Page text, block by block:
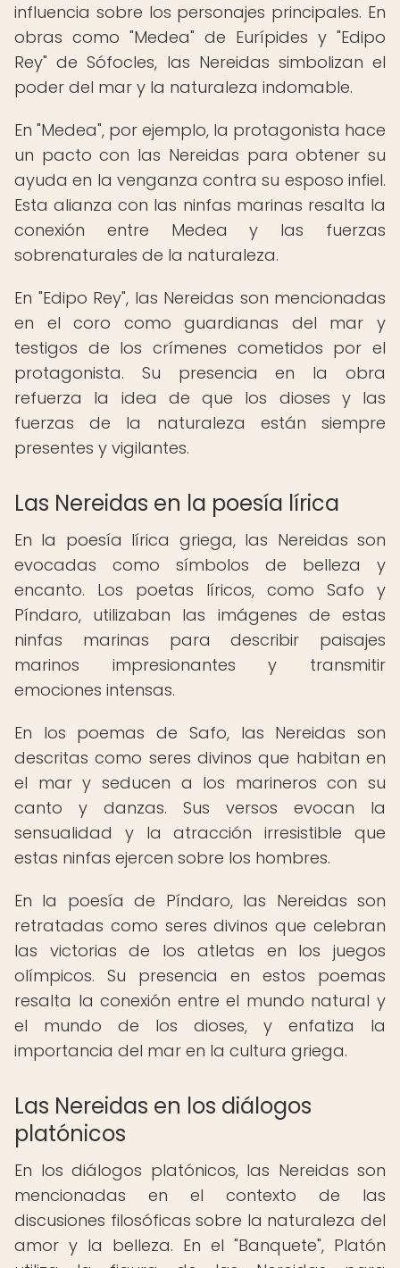
influencia sobre los personajes principales. En
obras como "Medea" de Eurípides y "Edipo
Rey" de Sófocles, las Nereidas simbolizan el
poder del mar y la naturaleza indomable.
En "Medea", por ejemplo, la protagonista hace
un pacto con las Nereidas para obtener su
ayuda en la venganza contra su esposo infiel.
Esta alianza con las ninfas marinas resalta la
conexión entre Medea y las fuerzas
sobrenaturales de la naturaleza.
En "Edipo Rey", las Nereidas son mencionadas
en el coro como guardianas del mar y
testigos de los crímenes cometidos por el
protagonista. Su presencia en la obra
refuerza la idea de que los dioses y las
fuerzas de la naturaleza están siempre
presentes y vigilantes.
Las Nereidas en la poesía lírica
En la poesía lírica griega, las Nereidas son
evocadas como símbolos de belleza y
encanto. Los poetas líricos, como Safo y
Píndaro, utilizaban las imágenes de estas
ninfas marinas para describir paisajes
marinos impresionantes y transmitir
emociones intensas.
En los poemas de Safo, las Nereidas son
descritas como seres divinos que habitan en
el mar y seducen a los marineros con su
canto y danzas. Sus versos evocan la
sensualidad y la atracción irresistible que
estas ninfas ejercen sobre los hombres.
En la poesía de Píndaro, las Nereidas son
retratadas como seres divinos que celebran
las victorias de los atletas en los juegos
olímpicos. Su presencia en estos poemas
resalta la conexión entre el mundo natural y
el mundo de los dioses, y enfatiza la
importancia del mar en la cultura griega.
Las Nereidas en los diálogos
platónicos
En los diálogos platónicos, las Nereidas son
mencionadas en el contexto de las
discusiones filosóficas sobre la naturaleza del
amor y la belleza. En el "Banquete", Platón